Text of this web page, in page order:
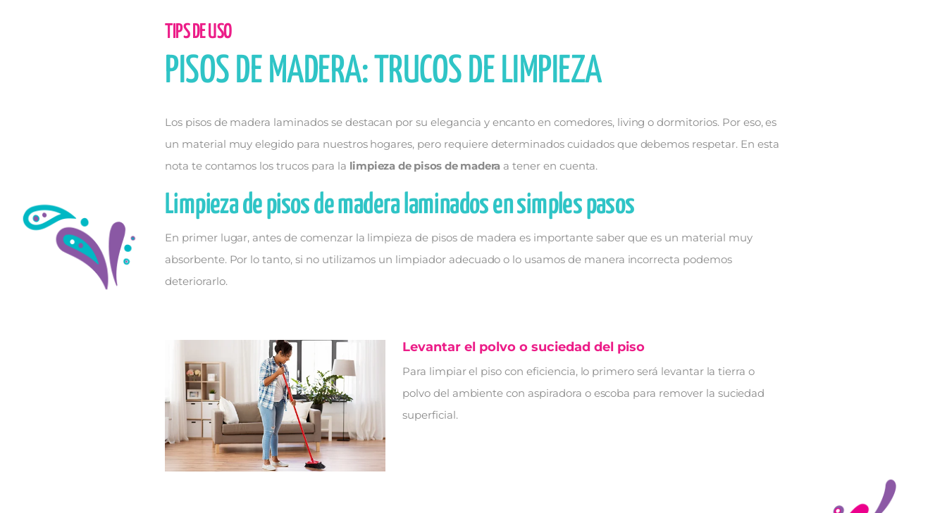
TIPS DE USO
PISOS DE MADERA: TRUCOS DE LIMPIEZA
Los pisos de madera laminados se destacan por su elegancia y encanto en comedores, living o dormitorios. Por eso, es
un material muy elegido para nuestros hogares, pero requiere determinados cuidados que debemos respetar. En esta
nota te contamos los trucos para la limpieza de pisos de madera a tener en cuenta.
Limpieza de pisos de madera laminados en simples pasos
En primer lugar, antes de comenzar la limpieza de pisos de madera es importante saber que es un material muy
absorbente. Por lo tanto, si no utilizamos un limpiador adecuado o lo usamos de manera incorrecta podemos
deteriorarlo.
Levantar el polvo o suciedad del piso
Para limpiar el piso con eficiencia, lo primero será levantar la tierra o
polvo del ambiente con aspiradora o escoba para remover la suciedad
superficial.